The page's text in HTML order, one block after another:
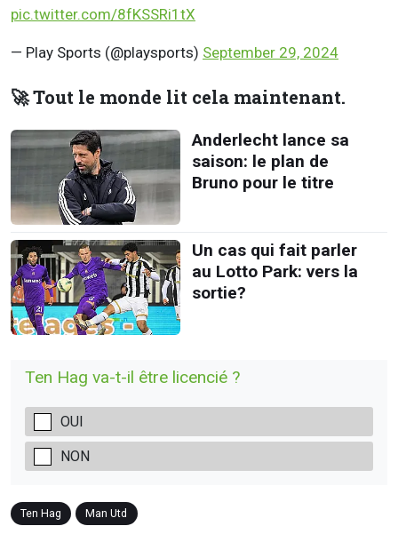
pic.twitter.com/8fKSSRi1tX
— Play Sports (@playsports) September 29, 2024
🚀 Tout le monde lit cela maintenant.
Anderlecht lance sa
saison: le plan de
Bruno pour le titre
Un cas qui fait parler
au Lotto Park: vers la
sortie?
Ten Hag va-t-il être licencié ?
OUI
NON
Ten Hag Man Utd